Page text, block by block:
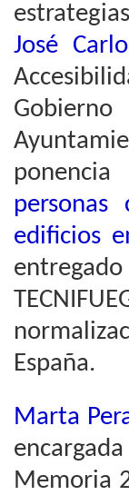
José
ponencia
edificios
España.
Marta
Memoria